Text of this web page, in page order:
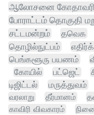
ஆலோசனை கோதாவரி
போராட்டம் தொகுதி
சட்டமன்றம்
தவெக
தொழில்நுட்பம்
பெங்களூரு பயணம்
கோயில்
பட்ஜெட்
டிஜிட்டல்
மருத்துவம்
வரலாறு
தீர்மானம்
காவிரி விவகாரம்